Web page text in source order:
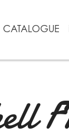
CATALOGUE